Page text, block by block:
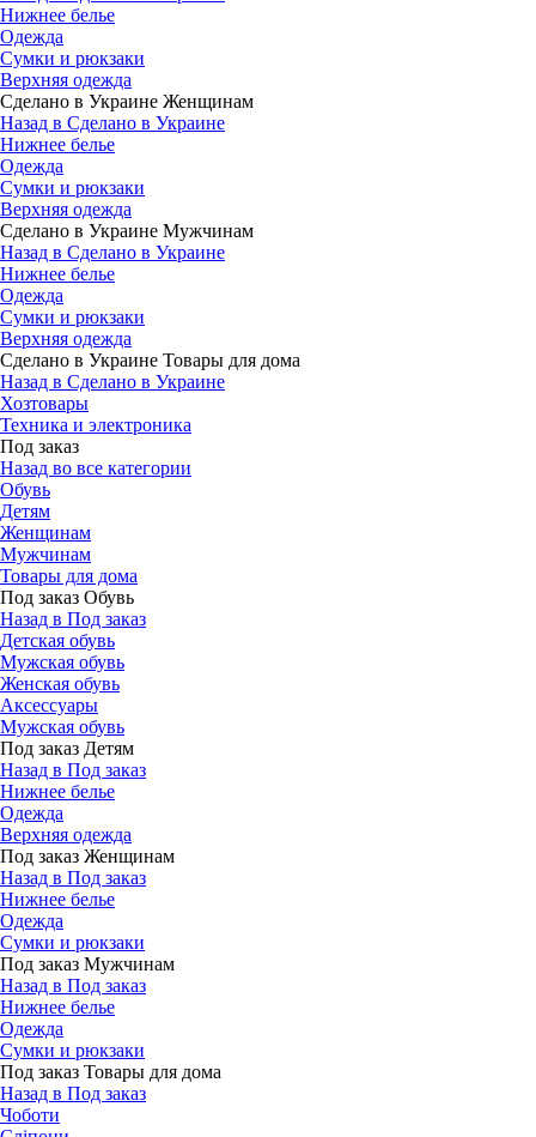
Нижнее белье
Одежда
Сумки и рюкзаки
Верхняя одежда
Сделано в Украине Женщинам
Назад в Сделано в Украине
Нижнее белье
Одежда
Сумки и рюкзаки
Верхняя одежда
Сделано в Украине Мужчинам
Назад в Сделано в Украине
Нижнее белье
Одежда
Сумки и рюкзаки
Верхняя одежда
Сделано в Украине Товары для дома
Назад в Сделано в Украине
Хозтовары
Техника и электроника
Под заказ
Назад во все категории
Обувь
Детям
Женщинам
Мужчинам
Товары для дома
Под заказ Обувь
Назад в Под заказ
Детская обувь
Мужская обувь
Женская обувь
Аксессуары
Мужская обувь
Под заказ Детям
Назад в Под заказ
Нижнее белье
Одежда
Верхняя одежда
Под заказ Женщинам
Назад в Под заказ
Нижнее белье
Одежда
Сумки и рюкзаки
Под заказ Мужчинам
Назад в Под заказ
Нижнее белье
Одежда
Сумки и рюкзаки
Под заказ Товары для дома
Назад в Под заказ
Чоботи